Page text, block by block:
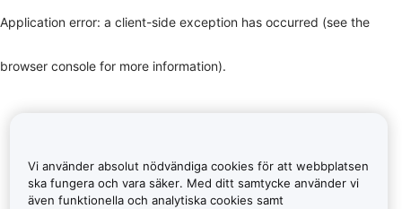
Application error: a client-side exception has occurred (see the
browser console for more information).
Vi använder absolut nödvändiga cookies för att webbplatsen
ska fungera och vara säker. Med ditt samtycke använder vi
även funktionella och analytiska cookies samt